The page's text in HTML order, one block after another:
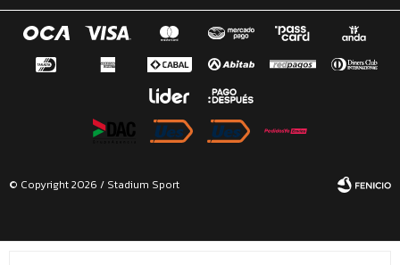
© Copyright 2026 / Stadium Sport